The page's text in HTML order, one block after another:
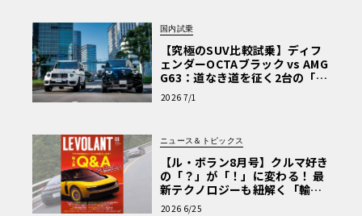
国内試乗
【究極のSUV比較試乗】ディフ
ェンダーOCTAブラック vs AMG
G63：道なき道を征く2台の「対
極的アプローチ」
2026 7/1
ニュース＆トピックス
【ル・ボラン8月号】クルマ好き
の「？」が「！」に変わる！ 最
新テクノロジーも紐解く「輸入
車Q&A」
2026 6/25